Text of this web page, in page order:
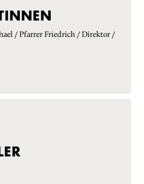
/ Pfarrer Friedrich / Direktor /